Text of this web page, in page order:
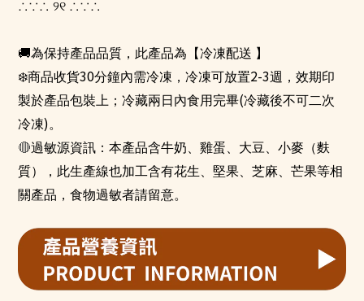
∴∵∴ ୨୧ ∴∵∴
🚚為保持產品品質，此產品為【冷凍配送 】
❄商品收貨30分鐘內需冷凍，冷凍可放置2-3週，效期印
製於產品包裝上；冷藏兩日內食用完畢(冷藏後不可二次
冷凍)。
🔴過敏源資訊：本產品含牛奶、雞蛋、大豆、小麥（麩
質），此生產線也加工含有花生、堅果、芝麻、芒果等相
關產品，食物過敏者請留意。